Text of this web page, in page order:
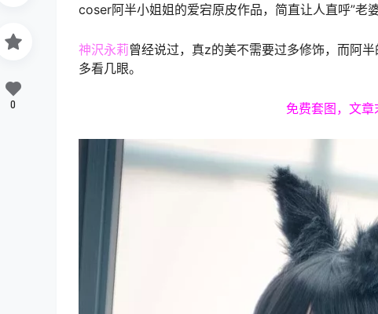
coser阿半小姐姐的爱宕原皮作品，简直让人直呼”老
神沢永莉曾经说过，真z的美不需要过多修饰，而阿
多看几眼。
免费套图，文章
0